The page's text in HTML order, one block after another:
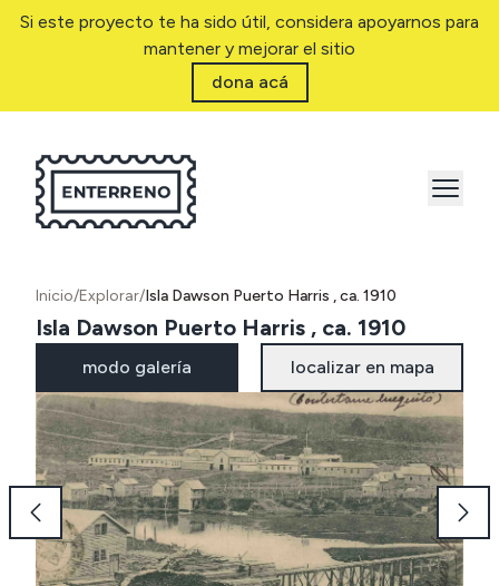
Si este proyecto te ha sido útil, considera apoyarnos para
mantener y mejorar el sitio
dona acá
Inicio/Explorar/Isla Dawson Puerto Harris , ca. 1910
Isla Dawson Puerto Harris , ca. 1910
modo galería localizar en mapa